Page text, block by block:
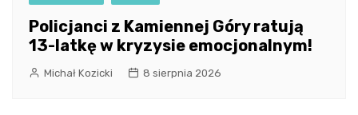
Policjanci z Kamiennej Góry ratują
13-latkę w kryzysie emocjonalnym!
Michał Kozicki 8 sierpnia 2026